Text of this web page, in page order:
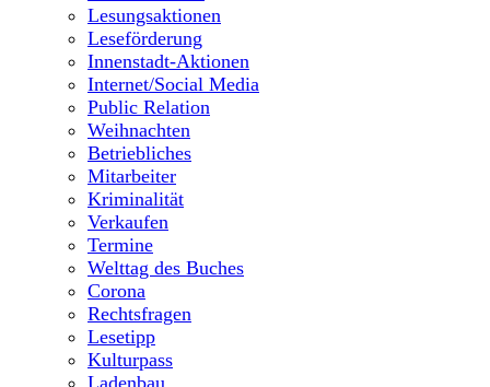
Lesungsaktionen
Leseförderung
Innenstadt-Aktionen
Internet/Social Media
Public Relation
Weihnachten
Betriebliches
Mitarbeiter
Kriminalität
Verkaufen
Termine
Welttag des Buches
Corona
Rechtsfragen
Lesetipp
Kulturpass
Ladenbau